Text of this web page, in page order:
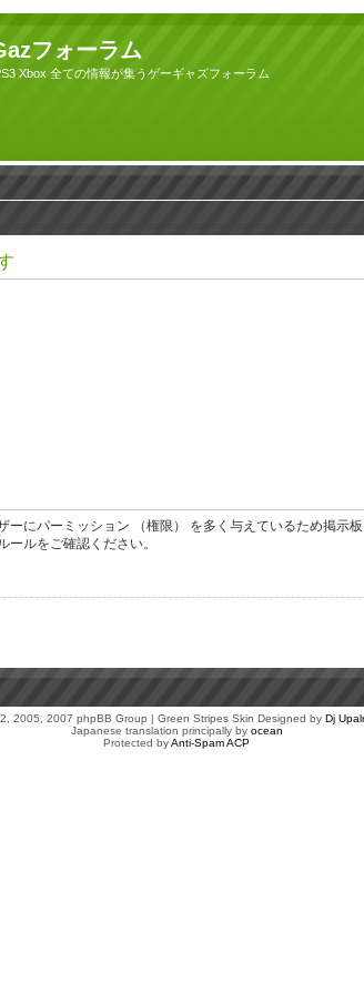
フォーラム
Xbox 全ての情報が集うゲーギャズフォーラム
にパーミッション （権限） を多く与えているため掲
ルをご確認ください。
2005, 2007 phpBB Group | Green Stripes Skin Designed by Dj
Japanese translation principally by ocean
Protected byAnti-Spam ACP